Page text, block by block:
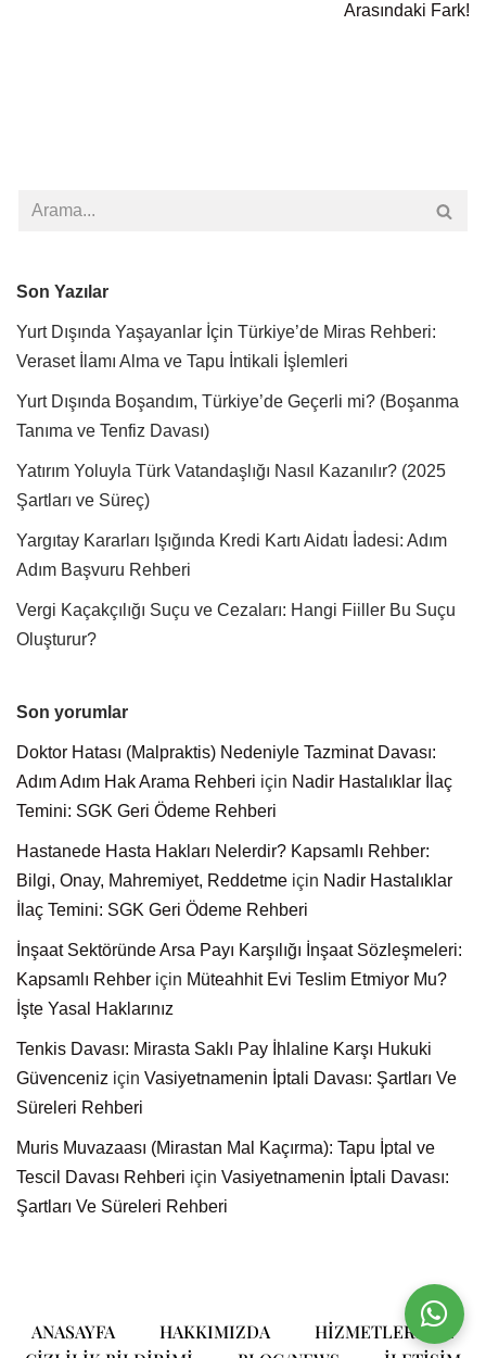
Arasındaki Fark!
Son Yazılar
Yurt Dışında Yaşayanlar İçin Türkiye’de Miras Rehberi:
Veraset İlamı Alma ve Tapu İntikali İşlemleri
Yurt Dışında Boşandım, Türkiye’de Geçerli mi? (Boşanma
Tanıma ve Tenfiz Davası)
Yatırım Yoluyla Türk Vatandaşlığı Nasıl Kazanılır? (2025
Şartları ve Süreç)
Yargıtay Kararları Işığında Kredi Kartı Aidatı İadesi: Adım
Adım Başvuru Rehberi
Vergi Kaçakçılığı Suçu ve Cezaları: Hangi Fiiller Bu Suçu
Oluşturur?
Son yorumlar
Doktor Hatası (Malpraktis) Nedeniyle Tazminat Davası:
Adım Adım Hak Arama Rehberi için Nadir Hastalıklar İlaç
Temini: SGK Geri Ödeme Rehberi
Hastanede Hasta Hakları Nelerdir? Kapsamlı Rehber:
Bilgi, Onay, Mahremiyet, Reddetme için Nadir Hastalıklar
İlaç Temini: SGK Geri Ödeme Rehberi
İnşaat Sektöründe Arsa Payı Karşılığı İnşaat Sözleşmeleri:
Kapsamlı Rehber için Müteahhit Evi Teslim Etmiyor Mu?
İşte Yasal Haklarınız
Tenkis Davası: Mirasta Saklı Pay İhlaline Karşı Hukuki
Güvenceniz için Vasiyetnamenin İptali Davası: Şartları Ve
Süreleri Rehberi
Muris Muvazaası (Mirastan Mal Kaçırma): Tapu İptal ve
Tescil Davası Rehberi için Vasiyetnamenin İptali Davası:
Şartları Ve Süreleri Rehberi
ANASAYFA HAKKIMIZDA
HIZMETLERIMIZ